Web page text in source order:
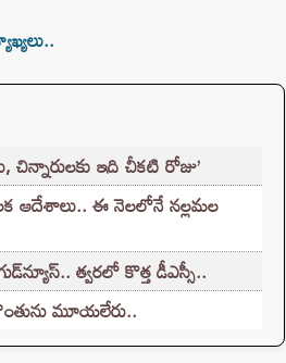
ఇది చీకటి రోజు’
ఆదేశాలు.. ఈ నెలలోనే నల్లమల
త్వరలో కొత్త డీఎస్సీ..
మూయలేరు..